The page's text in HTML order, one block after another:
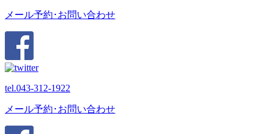
メール予約･お問い合わせ
tel.043-312-1922
メール予約･お問い合わせ